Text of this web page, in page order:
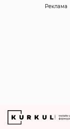
Реклама